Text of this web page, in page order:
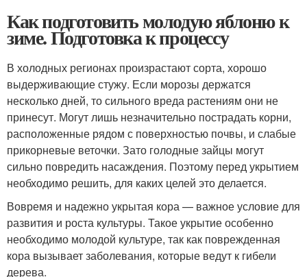
Как подготовить молодую яблоню к
зиме. Подготовка к процессу
В холодных регионах произрастают сорта, хорошо
выдерживающие стужу. Если морозы держатся
несколько дней, то сильного вреда растениям они не
принесут. Могут лишь незначительно пострадать корни,
расположенные рядом с поверхностью почвы, и слабые
прикорневые веточки. Зато голодные зайцы могут
сильно повредить насаждения. Поэтому перед укрытием
необходимо решить, для каких целей это делается.
Вовремя и надежно укрытая кора — важное условие для
развития и роста культуры. Такое укрытие особенно
необходимо молодой культуре, так как поврежденная
кора вызывает заболевания, которые ведут к гибели
дерева.